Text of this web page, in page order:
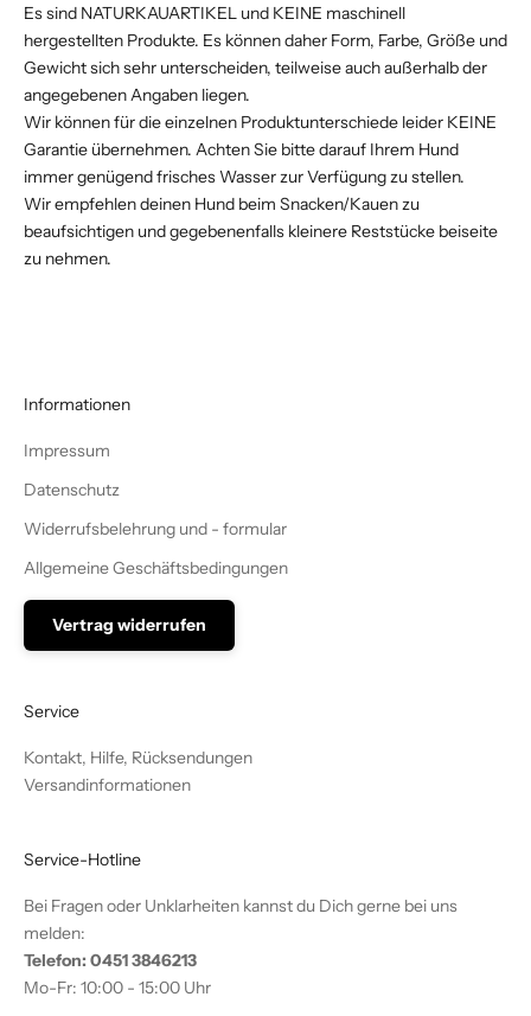
Es sind NATURKAUARTIKEL und KEINE maschinell
hergestellten Produkte. Es können daher Form, Farbe, Größe und
Gewicht sich sehr unterscheiden, teilweise auch außerhalb der
angegebenen Angaben liegen.
Wir können für die einzelnen Produktunterschiede leider KEINE
Garantie übernehmen. Achten Sie bitte darauf Ihrem Hund
immer genügend frisches Wasser zur Verfügung zu stellen.
Wir empfehlen deinen Hund beim Snacken/Kauen zu
beaufsichtigen und gegebenenfalls kleinere Reststücke beiseite
zu nehmen.
Informationen
Impressum
Datenschutz
Widerrufsbelehrung und - formular
Allgemeine Geschäftsbedingungen
Vertrag widerrufen
Service
Kontakt, Hilfe, Rücksendungen
Versandinformationen
Service-Hotline
Bei Fragen oder Unklarheiten kannst du Dich gerne bei uns
melden:
Telefon: 0451 3846213
Mo-Fr: 10:00 - 15:00 Uhr